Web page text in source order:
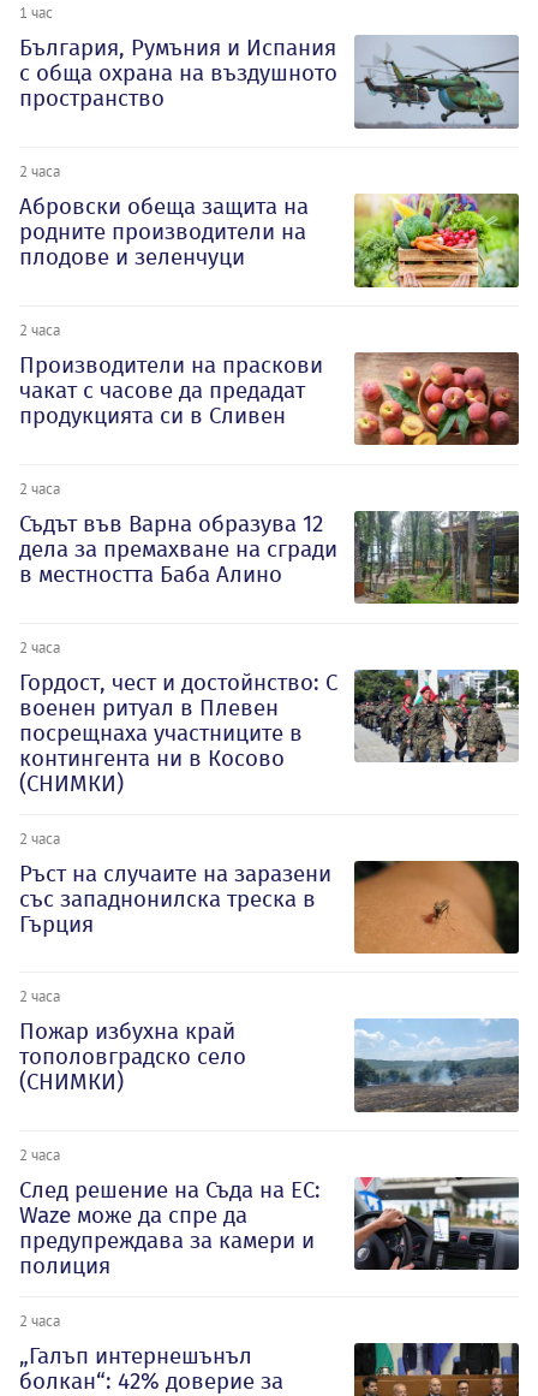
1 час
България, Румъния и Испания
с обща охрана на въздушното
пространство
2 часа
Абровски обеща защита на
родните производители на
плодове и зеленчуци
2 часа
Производители на праскови
чакат с часове да предадат
продукцията си в Сливен
2 часа
Съдът във Варна образува 12
дела за премахване на сгради
в местността Баба Алино
2 часа
Гордост, чест и достойнство: С
военен ритуал в Плевен
посрещнаха участниците в
контингента ни в Косово
(СНИМКИ)
2 часа
Ръст на случаите на заразени
със западнонилска треска в
Гърция
2 часа
Пожар избухна край
тополовградско село
(СНИМКИ)
2 часа
След решение на Съда на ЕС:
Waze може да спре да
предупреждава за камери и
полиция
2 часа
„Галъп интернешънъл
болкан“: 42% доверие за